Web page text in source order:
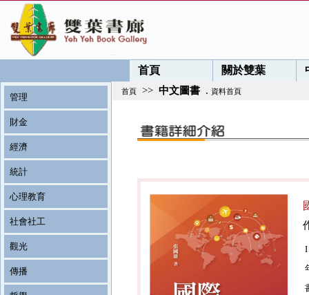
首頁 關於雙葉
管理
財金
經濟
統計
心理教育
社會社工
觀光
傳播
首頁 >> 中文圖書 . 資料首頁